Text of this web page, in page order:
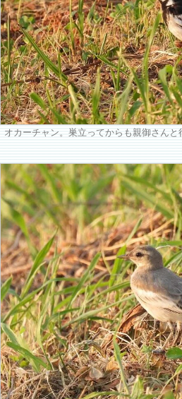
オカーチャン。巣立ってからも親御さんと